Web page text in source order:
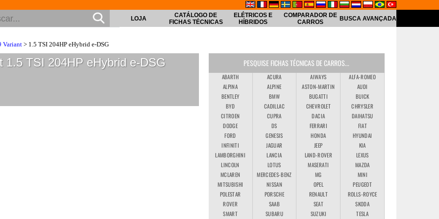
LOJA
CATÁLOGO DE
FICHAS TÉCNICAS
ELÉTRICOS E
HÍBRIDOS
COMPARADOR DE
CARROS
BUSCA AVANÇADA
Variant> 1.5 TSI 204HP eHybrid e-DSG
1.5 TSI 204HP eHybrid e-DSG
PESQUISE FICHAS TÉCNICAS DE CARROS...
ABARTH ACURA AIWAYS
ALFA-ROMEO
ALPINA
ALPINE ASTON-MARTIN
AUDI
BENTLEY
BMW BUGATTI
BUICK
BYD
CADILLAC CHEVROLET
CHRYSLER
CITROEN
CUPRA DACIA
DAIHATSU
DODGE
DS FERRARI
FIAT
FORD
GENESIS HONDA
HYUNDAI
INFINITI
JAGUAR JEEP
KIA
LAMBORGHINI
LANCIA LAND-ROVER
LEXUS
LINCOLN
LOTUS MASERATI
MAZDA
MCLAREN
MERCEDES-BENZ MG
MINI
MITSUBISHI
NISSAN OPEL
PEUGEOT
POLESTAR
PORSCHE RENAULT
ROLLS-ROYCE
ROVER
SAAB SEAT
SKODA
SMART
SUBARU SUZUKI
TESLA